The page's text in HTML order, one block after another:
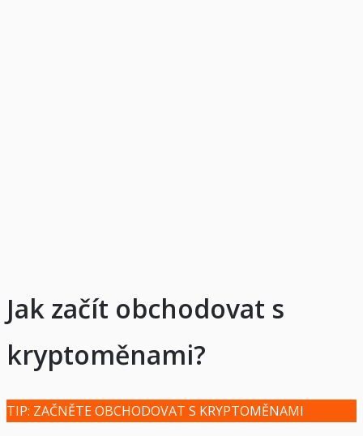
Jak začít obchodovat s
kryptoměnami?
TIP: ZAČNĚTE OBCHODOVAT S KRYPTOMĚNAMI